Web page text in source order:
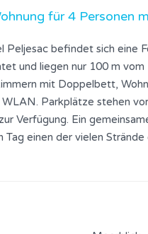
für 4 Personen
Peljesac befindet sich eine
und liegen nur 100 m
mit Doppelbett,
WLAN. Parkplätze stehen
Verfügung. Ein
Tag einen der vielen
Inseln erkunden.
können Sie viele